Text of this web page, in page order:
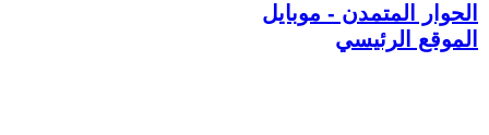
الحوار المتمدن - موبايل
الموقع الرئيسي